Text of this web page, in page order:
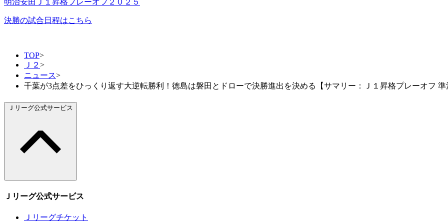
明治安田Ｊ１昇格プレーオフ２０２５
決勝の試合日程はこちら
TOP>
Ｊ２ >
ニュース>
千葉が3点差をひっくり返す大逆転勝利！徳島は磐田とドローで決勝進出を決める【サマリー：Ｊ１昇格プレーオフ 準
Ｊリーグ公式サービス
Ｊリーグ公式サービス
Ｊリーグチケット